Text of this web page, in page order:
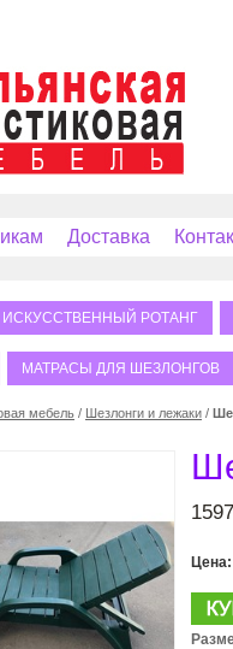
Доставка
ИСКУССТВЕННЫЙ РОТАНГ
МАТРАСЫ ДЛЯ ШЕЗЛОНГОВ
мебель / Шезлонги и лежаки /
Цена: